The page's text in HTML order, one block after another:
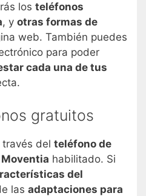
los teléfonos
, y otras formas de
web. También puedes
para poder
cada una de tus
gratuitos
del teléfono de
habilitado. Si
del
las adaptaciones para